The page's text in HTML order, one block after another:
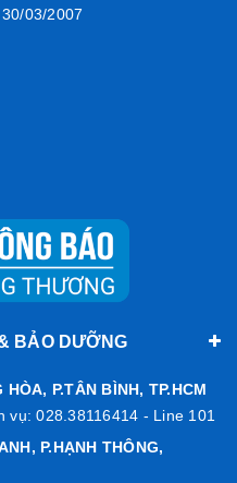
dài (~7 cm), ôm trọn đầu
mũ dạng D‑ring bằng kim
lại cảm giác mềm mại,
Chất liệu này cũng giúp mũ
gian, ngay cả khi sử dụng
tư vấn chi tiết và chính xác
03/2007
BẢO DƯỠNG
HÒA, P.TÂN BÌNH, TP.HCM
vụ: 028.38116414 - Line 101
P.HẠNH THÔNG,